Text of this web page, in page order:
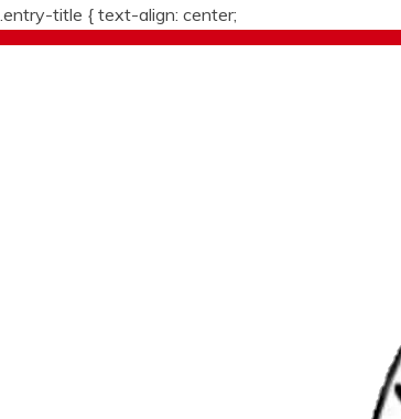
.entry-title { text-align: center;
Skip